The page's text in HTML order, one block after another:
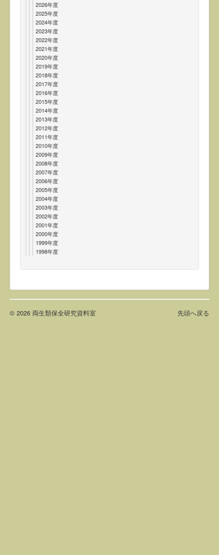
2026年度
2025年度
2024年度
2023年度
2022年度
2021年度
2020年度
2019年度
2018年度
2017年度
2016年度
2015年度
2014年度
2013年度
2012年度
2011年度
2010年度
2009年度
2008年度
2007年度
2006年度
2005年度
2004年度
2003年度
2002年度
2001年度
2000年度
1999年度
1998年度
先頭へ戻る
© 2026 両生類保全研究資料室